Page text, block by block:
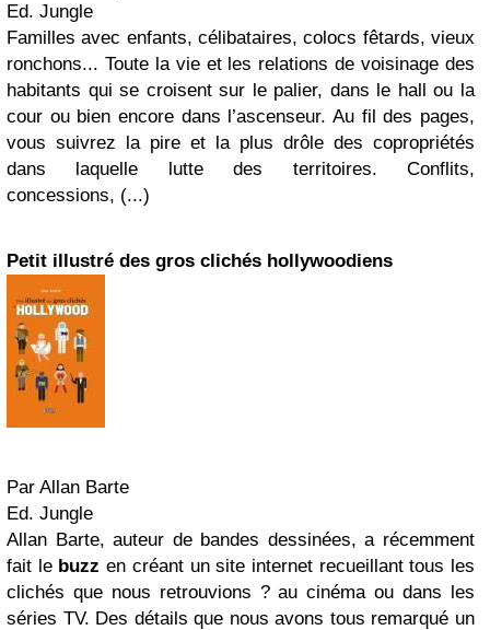
Ed. Jungle
Familles avec enfants, célibataires, colocs fêtards, vieux
ronchons... Toute la vie et les relations de voisinage des
habitants qui se croisent sur le palier, dans le hall ou la
cour ou bien encore dans l’ascenseur. Au fil des pages,
vous suivrez la pire et la plus drôle des copropriétés
dans laquelle lutte des territoires. Conflits,
concessions, (...)
Petit illustré des gros clichés hollywoodiens
Par Allan Barte
Ed. Jungle
Allan Barte, auteur de bandes dessinées, a récemment
fait le buzz en créant un site internet recueillant tous les
clichés que nous retrouvions ? au cinéma ou dans les
séries TV. Des détails que nous avons tous remarqué un